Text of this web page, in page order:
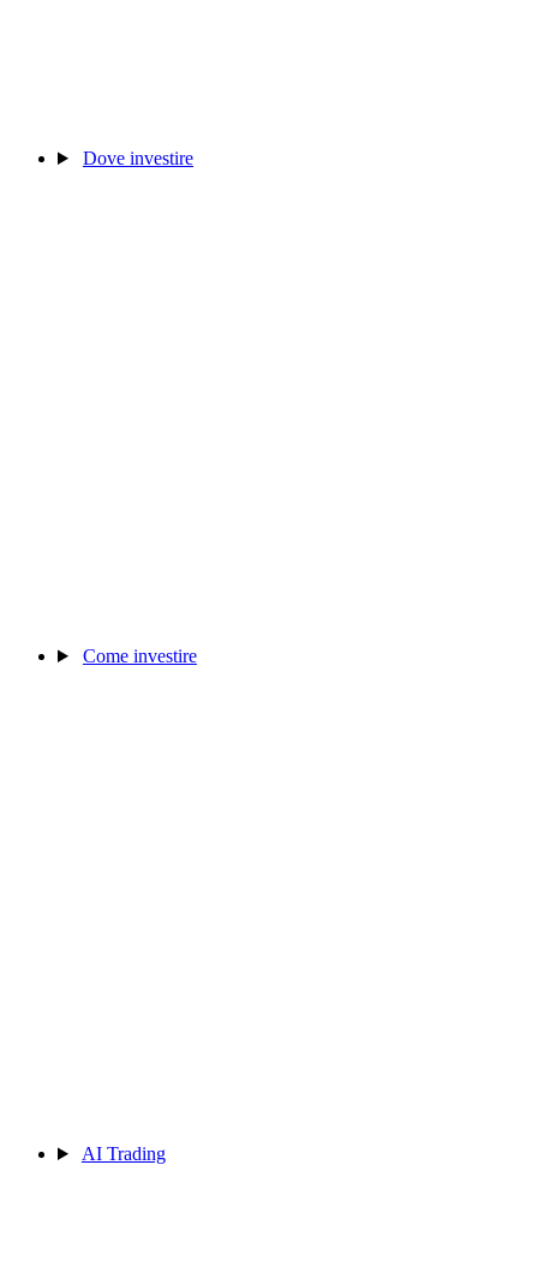
Dove investire
Come investire
AI Trading